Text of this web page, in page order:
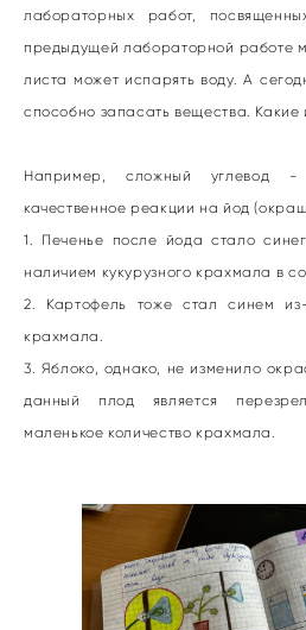
лабораторных работ,
предыдущей лабораторной работе
листа может испарять воду. А
способно запасать вещества. Какие
Например, сложный углевод
качественное реакции на йод
1. Печенье после йода стало
наличием кукурузного крахмала в
2. Картофель тоже стал синем
крахмала.
3. Яблоко, однако, не изменило
данный плод является
маленькое количество крахмала.